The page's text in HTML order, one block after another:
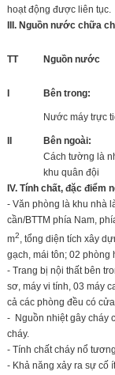
hoạt động được liên tục.
III. Nguồn nước chữa
TT Nguồn nước
Bên trong:
Nước máy trực
Bên ngoài:
Cách tường là
khu quân đội
IV. Tính chất, đặc điểm
- Văn phòng là khu nhà
cần/BTTM phía Nam,
m2, tổng diện tích xây
gạch, mái tôn; 02 phòng
- Trang bị nội thất bên
sơ, máy vi tính, 03 máy
cả các phòng đều có
- Nguồn nhiệt gây cháy
cháy.
- Tính chất cháy nổ
- Khả năng xảy ra sự cố